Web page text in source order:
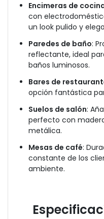
Encimeras de
con
un look pulido y
Paredes de baño:
reflectante, ideal
baños luminosos.
Bares de
opción fantástica
Suelos de salón:
perfecto con
metálica.
Mesas de café:
constante de los
ambiente.